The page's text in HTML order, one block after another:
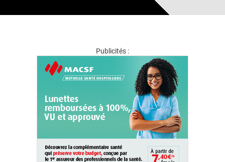
Publicités :